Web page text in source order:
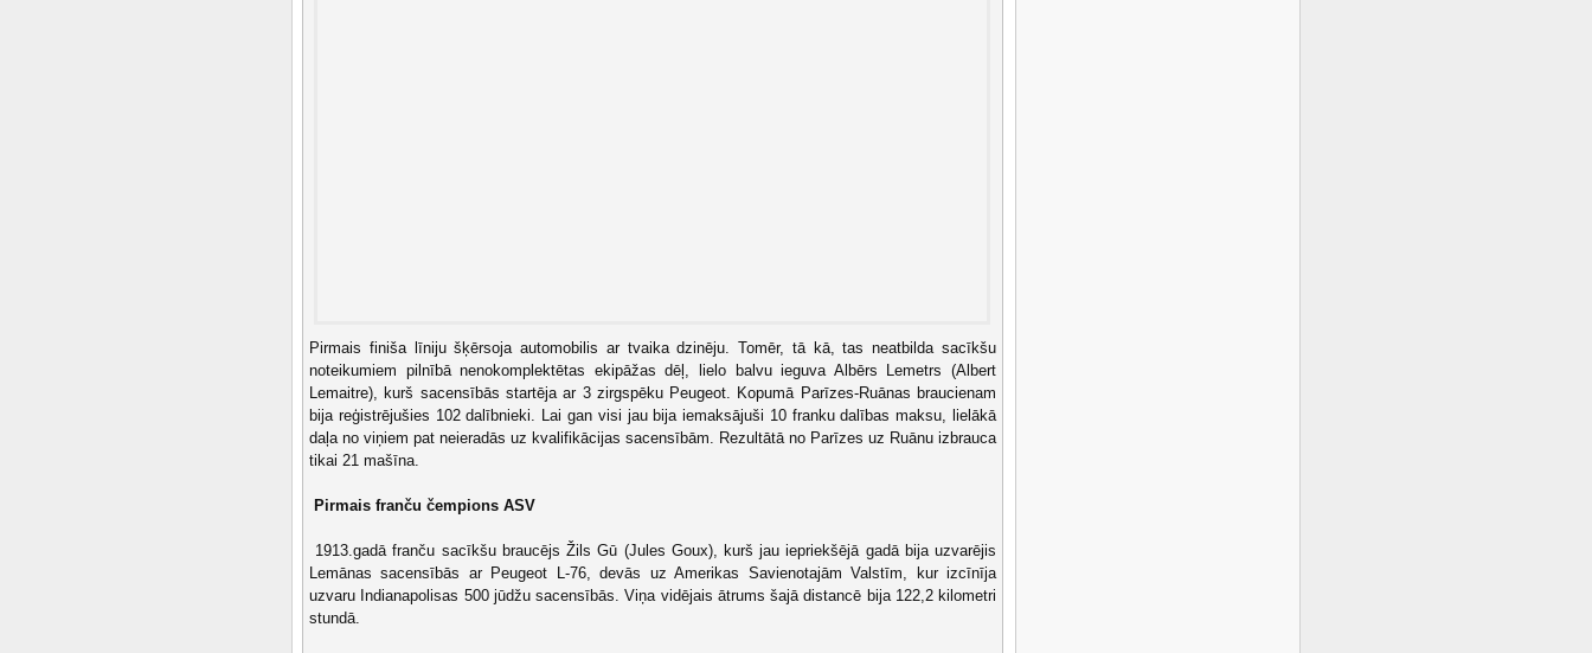
Pirmais finiša līniju šķērsoja automobilis ar tvaika dzinēju. Tomēr, tā kā, tas neatbilda sacīkšu
noteikumiem pilnībā nenokomplektētas ekipāžas dēļ, lielo balvu ieguva Albērs Lemetrs (Albert
Lemaitre), kurš sacensībās startēja ar 3 zirgspēku Peugeot. Kopumā Parīzes-Ruānas braucienam
bija reģistrējušies 102 dalībnieki. Lai gan visi jau bija iemaksājuši 10 franku dalības maksu, lielākā
daļa no viņiem pat neieradās uz kvalifikācijas sacensībām. Rezultātā no Parīzes uz Ruānu izbrauca
tikai 21 mašīna.
Pirmais franču čempions ASV
1913.gadā franču sacīkšu braucējs Žils Gū (Jules Goux), kurš jau iepriekšējā gadā bija uzvarējis
Lemānas sacensībās ar Peugeot L-76, devās uz Amerikas Savienotajām Valstīm, kur izcīnīja
uzvaru Indianapolisas 500 jūdžu sacensībās. Viņa vidējais ātrums šajā distancē bija 122,2 kilometri
stundā.